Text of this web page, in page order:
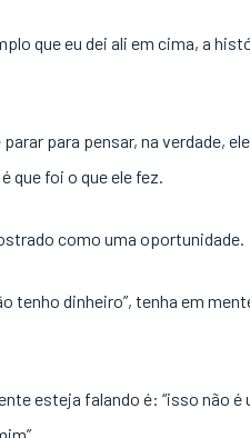
que eu dei ali em cima, a
para pensar, na verdade,
que foi o que ele fez.
como uma oportunidade.
tenho dinheiro”, tenha em
esteja falando é: “isso não é